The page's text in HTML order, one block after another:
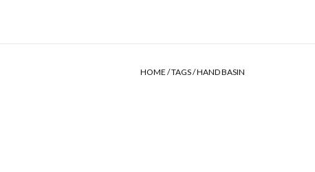
HOME /TAGS/HAND BASIN